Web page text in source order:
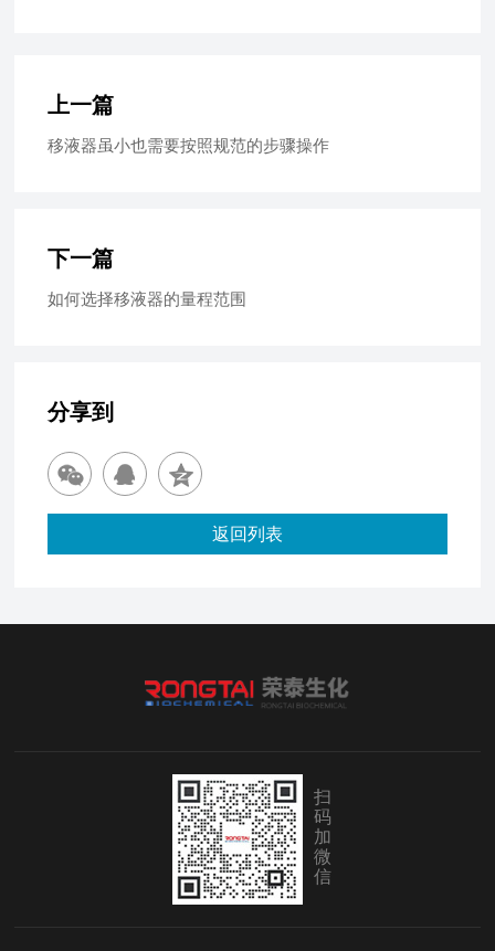
上一篇
移液器虽小也需要按照规范的步骤操作
下一篇
如何选择移液器的量程范围
分享到
返回列表
扫
码
加
微
信